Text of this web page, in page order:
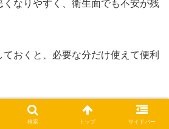
なりやすく、衛生面でも不安が残
おくと、必要な分だけ使えて便利
エントリーしてね♪
検索 トップ サイドバー